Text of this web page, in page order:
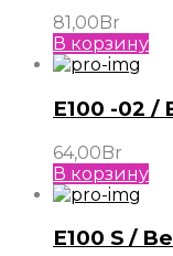
81,00 Br
В корзину
E100 -02 /
64,00Br
В корзину
E100 S /